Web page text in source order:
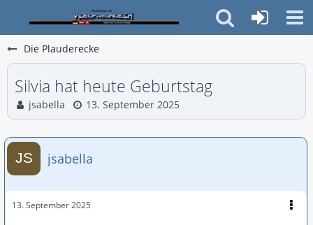
Die Plauderecke
Silvia hat heute Geburtstag
jsabella 13. September 2025
jsabella
13. September 2025